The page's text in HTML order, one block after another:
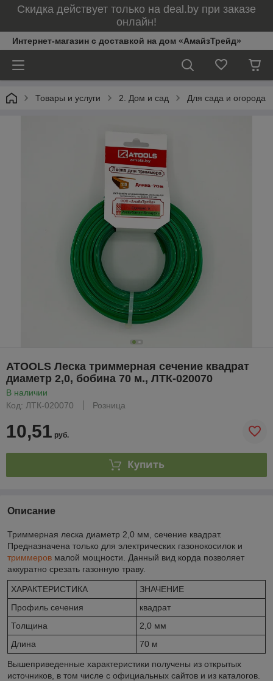
Скидка действует только на deal.by при заказе
онлайн!
Интернет-магазин с доставкой на дом «АмайзТрейд»
Товары и услуги 2. Дом и сад Для сада и огорода
ATOOLS Леска триммерная сечение квадрат
диаметр 2,0, бобина 70 м., ЛТК-020070
В наличии
Код: ЛТК-020070
Розница
10,51 руб.
Купить
Описание
Триммерная леска диаметр 2,0 мм, сечение квадрат.
Предназначена только для электрических газонокосилок и
триммеров малой мощности. Данный вид корда позволяет
аккуратно срезать газонную траву.
ХАРАКТЕРИСТИКА
ЗНАЧЕНИЕ
Профиль сечения
квадрат
Толщина
2,0 мм
Длина
70 м
Вышеприведенные характеристики получены из открытых
источников, в том числе с официальных сайтов и из каталогов.